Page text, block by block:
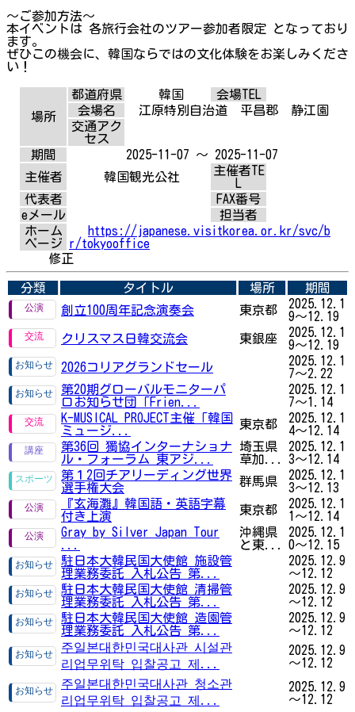
～ご参加方法～
本イベントは 各旅行会社のツアー参加者限定 となっており
ます。
ぜひこの機会に、韓国ならではの文化体験をお楽しみくださ
い！
場所
都道府県 韓国
会場TEL
会場名
江原特別自治道 平昌郡 静江園
交通アク
セス
期間
2025-11-07 ～ 2025-11-07
主催者
韓国観光公社
主催者TE
代表者
FAX番号
eメール
担当者
ホーム
ページ
https://japanese.visitkorea.or.kr/svc/b
r/tokyooffice
修正
分類 タイトル 場所
期間
創立100周年記念演奏会
東京都
2025.12.1
9～12.19
クリスマス日韓交流会
東銀座
2025.12.1
9～12.19
2026コリアグランドセール
2025.12.1
7～2.22
第20期グローバルモニターパ
ロお知らせ団「Frien...
2025.12.1
7～1.14
K-MUSICAL PROJECT主催「韓国
ミュージ...
東京都
2025.12.1
4～12.14
第36回 獨協インターナショナ
ル・フォーラム 東アジ...
埼玉県
草加...
2025.12.1
3～12.14
第１2回チアリーディング世界
選手権大会
群馬県
2025.12.1
3～12.13
『玄海灘』韓国語・英語字幕
付き上演
東京都
2025.12.1
1～12.14
Gray by Silver Japan Tour
沖縄県
と東...
2025.12.1
0～12.15
駐日本大韓民国大使館 施設管
理業務委託 入札公告 第...
2025.12.9
～12.12
駐日本大韓民国大使館 清掃管
理業務委託 入札公告 第...
2025.12.9
～12.12
駐日本大韓民国大使館 造園管
理業務委託 入札公告 第...
2025.12.9
～12.12
주일본대한민국대사관 시설관
리업무위탁 입찰공고 제...
2025.12.9
～12.12
주일본대한민국대사관 청소관
리업무위탁 입찰공고 제...
2025.12.9
～12.12